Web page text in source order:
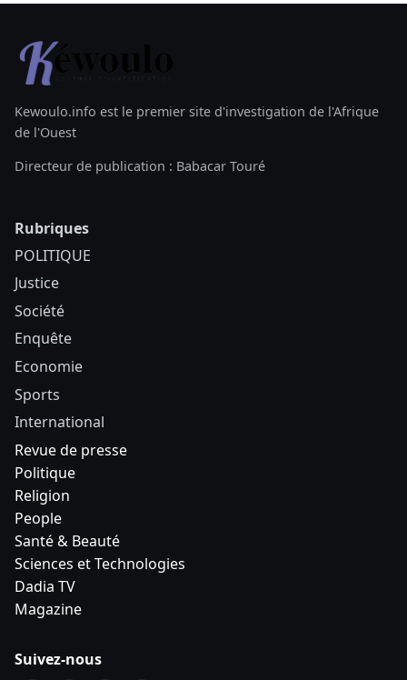
Kewoulo.info est le premier site d'investigation de l'Afrique
de l'Ouest
Directeur de publication : Babacar Touré
Rubriques
POLITIQUE
Justice
Société
Enquête
Economie
Sports
International
Revue de presse
Politique
Religion
People
Santé & Beauté
Sciences et Technologies
Dadia TV
Magazine
Suivez-nous